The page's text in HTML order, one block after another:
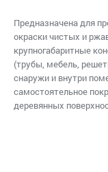
Предназначена для
окраски чистых и
крупногабаритные
(трубы, мебель,
снаружи и внутри
самостоятельное
деревянных